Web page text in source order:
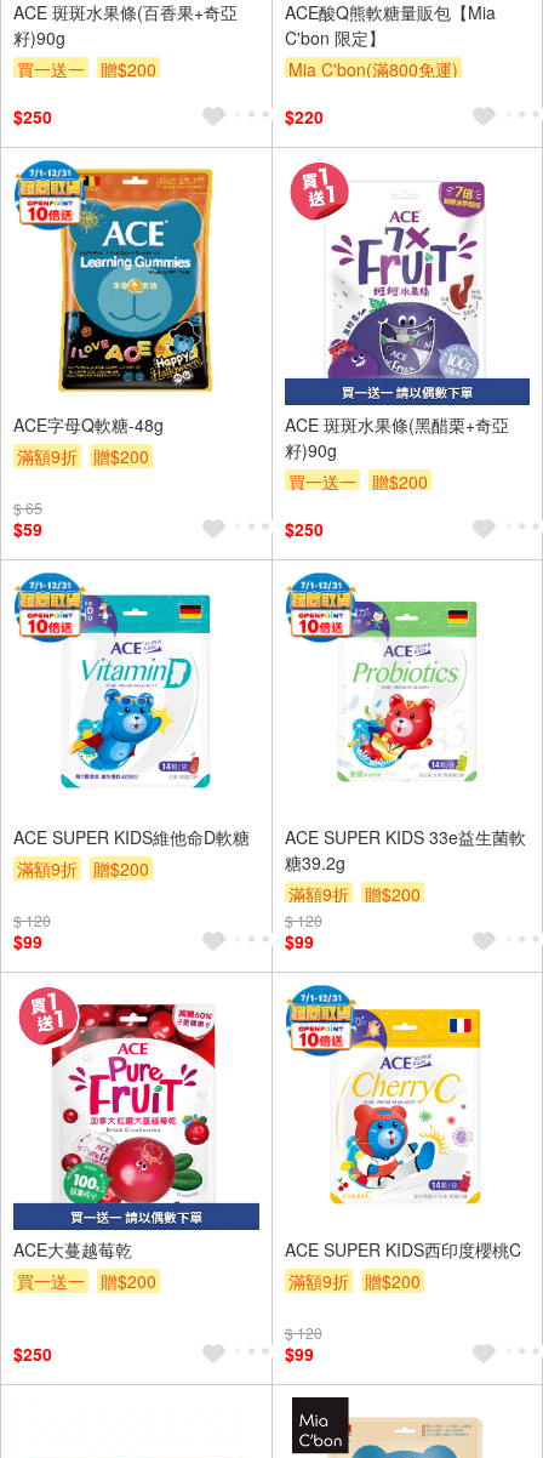
ACE 斑斑水果條(百香果+奇亞
籽)90g
買一送一
贈$200
$250
ACE酸Q熊軟糖量販包【Mia
C'bon 限定】
Mia C'bon(滿800免運)
$220
ACE字母Q軟糖-48g
滿額9折
贈$200
$ 65
$59
ACE 斑斑水果條(黑醋栗+奇亞
籽)90g
買一送一
贈$200
$250
ACE SUPER KIDS維他命D軟糖
滿額9折
贈$200
$ 120
$99
ACE SUPER KIDS 33e益生菌軟
糖39.2g
滿額9折
贈$200
$ 120
$99
ACE大蔓越莓乾
買一送一
贈$200
$250
ACE SUPER KIDS西印度櫻桃C
滿額9折
贈$200
$ 120
$99